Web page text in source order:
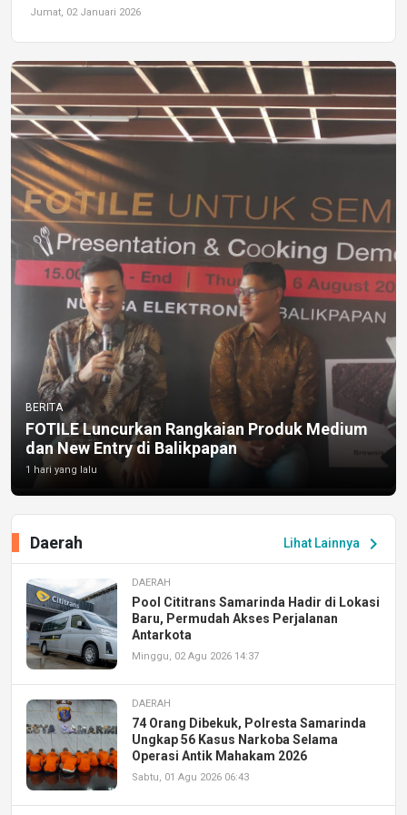
Jumat, 02 Januari 2026
BERITA
FOTILE Luncurkan Rangkaian Produk Medium
dan New Entry di Balikpapan
1 hari yang lalu
Lihat Lainnya chevron_right
Daerah
DAERAH
Pool Cititrans Samarinda Hadir di Lokasi
Baru, Permudah Akses Perjalanan
Antarkota
Minggu, 02 Agu 2026 14:37
DAERAH
74 Orang Dibekuk, Polresta Samarinda
Ungkap 56 Kasus Narkoba Selama
Operasi Antik Mahakam 2026
Sabtu, 01 Agu 2026 06:43